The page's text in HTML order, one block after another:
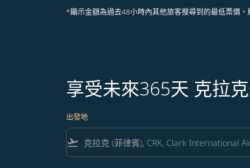
*顯示金額為過去48小時內其他旅客搜尋到的最低票價
享受未來365天 克拉
出發地
flight_takeoff